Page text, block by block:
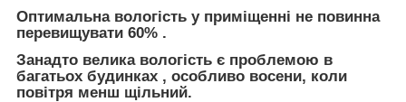
Оптимальна вологість у приміщенні не повинна
перевищувати 60% .
Занадто велика вологість є проблемою в
багатьох будинках , особливо восени, коли
повітря менш щільний.